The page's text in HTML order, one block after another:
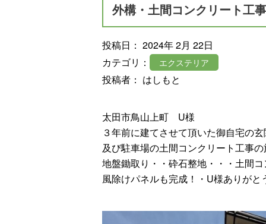
外構・土間コンクリート工事
投稿日： 2024年 2月 22日
カテゴリ：
エクステリア
投稿者： はしもと
太田市鳥山上町 U様
３年前に建てさせて頂いた御自宅の
及び駐車場の土間コンクリート工事
地盤鋤取り・・砕石整地・・・土間
風除けパネルも完成！・U様ありがと